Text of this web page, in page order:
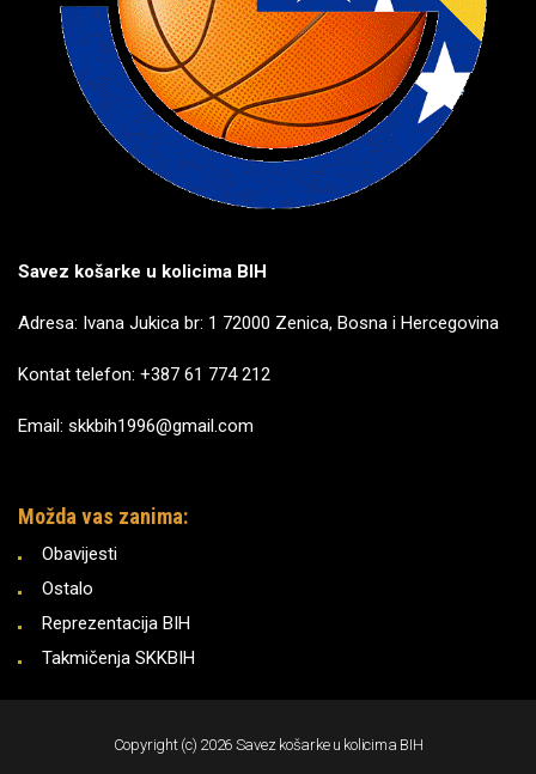
Savez košarke u kolicima BIH
Adresa: Ivana Jukica br: 1 72000 Zenica, Bosna i Hercegovina
Kontat telefon: +387 61 774 212
Email: skkbih1996@gmail.com
Možda vas zanima:
Obavijesti
Ostalo
Reprezentacija BIH
Takmičenja SKKBIH
Copyright (c) 2026 Savez košarke u kolicima BIH